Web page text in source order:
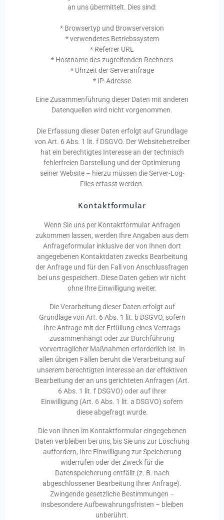
an uns übermittelt. Dies sind:
* Browsertyp und Browserversion
* verwendetes Betriebssystem
* Referrer URL
* Hostname des zugreifenden Rechners
* Uhrzeit der Serveranfrage
* IP-Adresse
Eine Zusammenführung dieser Daten mit anderen
Datenquellen wird nicht vorgenommen.
Die Erfassung dieser Daten erfolgt auf Grundlage
von Art. 6 Abs. 1 lit. f DSGVO. Der Websitebetreiber
hat ein berechtigtes Interesse an der technisch
fehlerfreien Darstellung und der Optimierung
seiner Website – hierzu müssen die Server-Log-
Files erfasst werden.
Kontaktformular
Wenn Sie uns per Kontaktformular Anfragen
zukommen lassen, werden Ihre Angaben aus dem
Anfrageformular inklusive der von Ihnen dort
angegebenen Kontaktdaten zwecks Bearbeitung
der Anfrage und für den Fall von Anschlussfragen
bei uns gespeichert. Diese Daten geben wir nicht
ohne Ihre Einwilligung weiter.
Die Verarbeitung dieser Daten erfolgt auf
Grundlage von Art. 6 Abs. 1 lit. b DSGVO, sofern
Ihre Anfrage mit der Erfüllung eines Vertrags
zusammenhängt oder zur Durchführung
vorvertraglicher Maßnahmen erforderlich ist. In
allen übrigen Fällen beruht die Verarbeitung auf
unserem berechtigten Interesse an der effektiven
Bearbeitung der an uns gerichteten Anfragen (Art.
6 Abs. 1 lit. f DSGVO) oder auf Ihrer
Einwilligung (Art. 6 Abs. 1 lit. a DSGVO) sofern
diese abgefragt wurde.
Die von Ihnen im Kontaktformular eingegebenen
Daten verbleiben bei uns, bis Sie uns zur Löschung
auffordern, Ihre Einwilligung zur Speicherung
widerrufen oder der Zweck für die
Datenspeicherung entfällt (z. B. nach
abgeschlossener Bearbeitung Ihrer Anfrage).
Zwingende gesetzliche Bestimmungen –
insbesondere Aufbewahrungsfristen – bleiben
unberührt.